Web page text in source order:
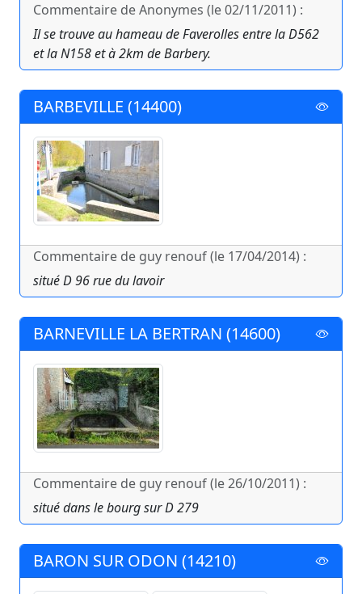
Commentaire de Anonymes (le 02/11/2011) :
Il se trouve au hameau de Faverolles entre la D562
et la N158 et à 2km de Barbery.
BARBEVILLE (14400)
Commentaire de guy renouf (le 17/04/2014) :
situé D 96 rue du lavoir
BARNEVILLE LA BERTRAN (14600)
Commentaire de guy renouf (le 26/10/2011) :
situé dans le bourg sur D 279
BARON SUR ODON (14210)